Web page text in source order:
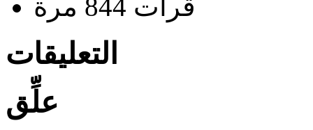
قرأت 844 مرة
التعليقات
علِّق